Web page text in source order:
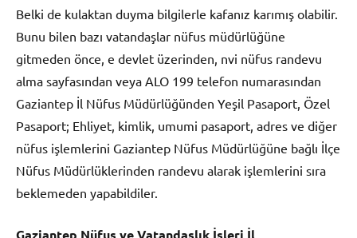
Belki de kulaktan duyma bilgilerle kafanız karımış olabilir.
Bunu bilen bazı vatandaşlar nüfus müdürlüğüne
gitmeden önce, e devlet üzerinden, nvi nüfus randevu
alma sayfasından veya ALO 199 telefon numarasından
Gaziantep İl Nüfus Müdürlüğünden Yeşil Pasaport, Özel
Pasaport; Ehliyet, kimlik, umumi pasaport, adres ve diğer
nüfus işlemlerini Gaziantep Nüfus Müdürlüğüne bağlı İlçe
Nüfus Müdürlüklerinden randevu alarak işlemlerini sıra
beklemeden yapabildiler.
Gaziantep Nüfus ve Vatandaşlık İşleri İl